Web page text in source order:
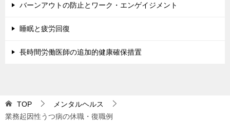
バーンアウトの防止とワーク・エンゲイジメント
睡眠と疲労回復
長時間労働医師の追加的健康確保措置
TOP
メンタルヘルス
業務起因性うつ病の休職・復職例